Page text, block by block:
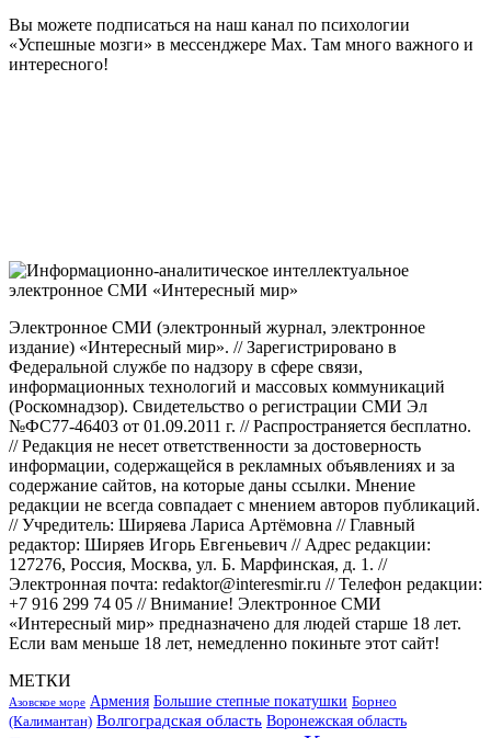
Вы можете подписаться на наш канал по психологии
«Успешные мозги» в мессенджере Max. Там много важного и
интересного!
Электронное СМИ (электронный журнал, электронное
издание) «Интересный мир». // Зарегистрировано в
Федеральной службе по надзору в сфере связи,
информационных технологий и массовых коммуникаций
(Роскомнадзор). Свидетельство о регистрации СМИ Эл
№ФС77-46403 от 01.09.2011 г. // Распространяется бесплатно.
// Редакция не несет ответственности за достоверность
информации, содержащейся в рекламных объявлениях и за
содержание сайтов, на которые даны ссылки. Мнение
редакции не всегда совпадает с мнением авторов публикаций.
// Учредитель: Ширяева Лариса Артёмовна // Главный
редактор: Ширяев Игорь Евгеньевич // Адрес редакции:
127276, Россия, Москва, ул. Б. Марфинская, д. 1. //
Электронная почта: redaktor@interesmir.ru // Телефон редакции:
+7 916 299 74 05 // Внимание! Электронное СМИ
«Интересный мир» предназначено для людей старше 18 лет.
Если вам меньше 18 лет, немедленно покиньте этот сайт!
МЕТКИ
Азовское море Армения Большие степные покатушки Борнео
(Калимантан) Волгоградская область Воронежская область